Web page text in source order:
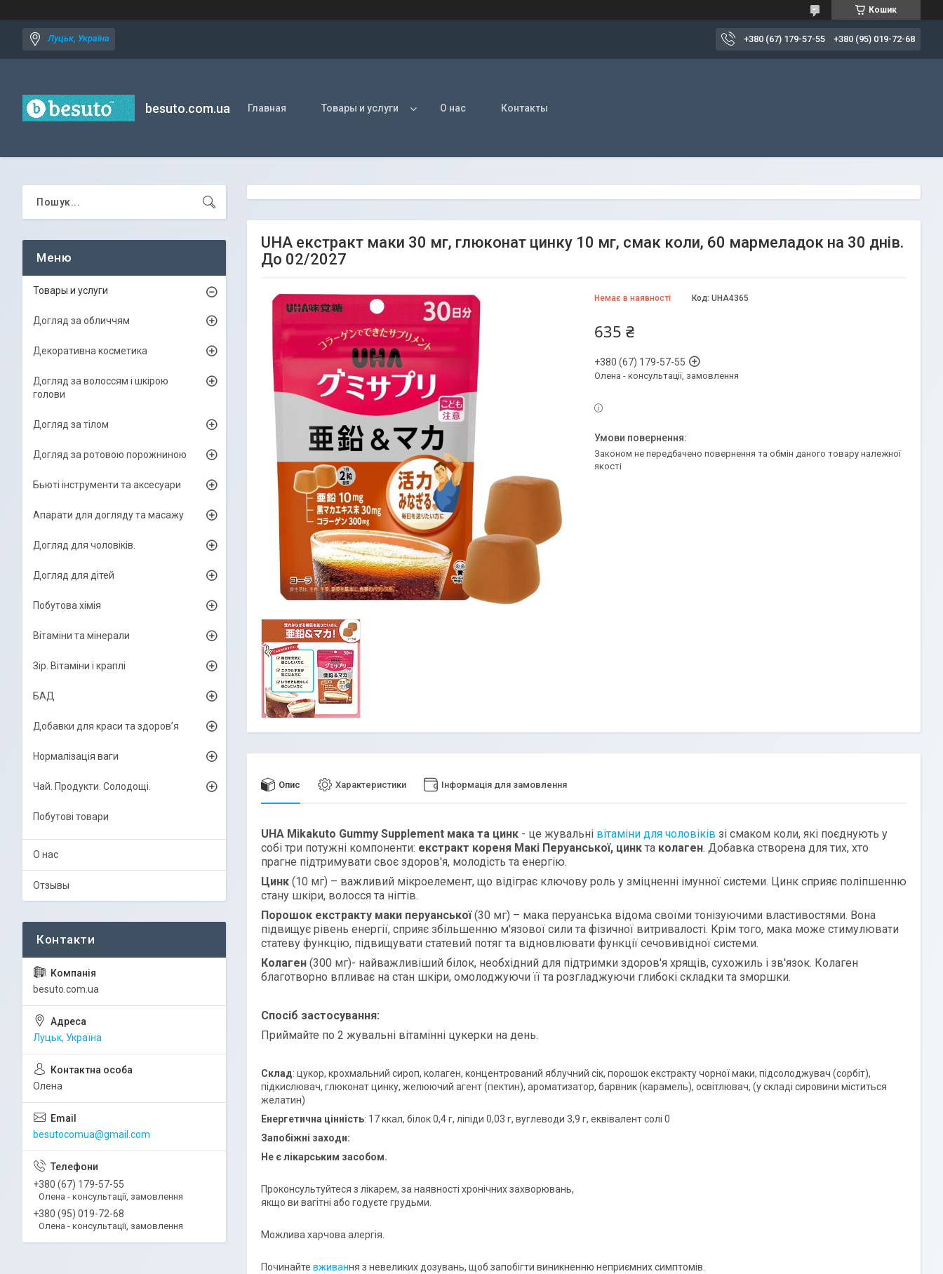
Кошик
Луцьк, Україна +380 (67) 179-57-55 +380 (95) 019-72-68
besuto.com.ua Главная Товары и услуги О нас Контакты
UHA екстракт маки 30 мг, глюконат цинку 10 мг, смак коли, 60 мармеладок на 30 днів.
До 02/2027
Немає в наявності Код: UHA4365
635 ₴
+380 (67) 179-57-55
Олена - консультації, замовлення
Законом не передбачено повернення та обмін даного товару належної
якості
Опис Характеристики Інформація для замовлення
UHA Mikakuto Gummy Supplement мака та цинк - це жувальні вітаміни для чоловіків зі смаком коли, які поєднують у
собі три потужні компоненти: екстракт кореня Макі Перуанської, цинк та колаген. Добавка створена для тих, хто
прагне підтримувати своє здоров'я, молодість та енергію.
Цинк (10 мг) – важливий мікроелемент, що відіграє ключову роль у зміцненні імунної системи. Цинк сприяє поліпшенню
стану шкіри, волосся та нігтів.
Порошок екстракту маки перуанської(30 мг) – мака перуанська відома своїми тонізуючими властивостями. Вона
підвищує рівень енергії, сприяє збільшенню м'язової сили та фізичної витривалості. Крім того, мака може стимулювати
статеву функцію, підвищувати статевий потяг та відновлювати функції сечовивідної системи.
Колаген (300 мг)- найважливіший білок, необхідний для підтримки здоров'я хрящів, сухожиль і зв'язок. Колаген
благотворно впливає на стан шкіри, омолоджуючи її та розгладжуючи глибокі складки та зморшки.
Спосіб застосування:
Приймайте по 2 жувальні вітамінні цукерки на день.
Склад: цукор, крохмальний сироп, колаген, концентрований яблучний сік, порошок екстракту чорної маки, підсолоджувач (сорбіт),
підкислювач, глюконат цинку, желюючий агент (пектин), ароматизатор, барвник (карамель), освітлювач, (у складі сировини міститься
желатин)
Енергетична цінність: 17 ккал, білок 0,4 г, ліпіди 0,03 г, вуглеводи 3,9 г, еквівалент солі 0
Запобіжні заходи:
Не є лікарським засобом.
Проконсультуйтеся з лікарем, за наявності хронічних захворювань,
якщо ви вагітні або годуєте грудьми.
Можлива харчова алергія.
Починайте вживання з невеликих дозувань, щоб запобігти виникненню неприємних симптомів.
Товары и услуги
Догляд за обличчям
Декоративна косметика
Догляд за волоссям і шкірою
голови
Догляд за тілом
Догляд за ротовою порожниною
Бьюті інструменти та аксесуари
Апарати для догляду та масажу
Догляд для чоловіків.
Догляд для дітей
Побутова хімія
Вітаміни та мінерали
Зір. Вітаміни і краплі
БАД
Добавки для краси та здоров’я
Нормалізація ваги
Чай. Продукти. Солодощі.
Побутові товари
О нас
Отзывы
besuto.com.ua
Луцьк, Україна
Олена
besutocomua@gmail.com
+380 (67) 179-57-55
Олена - консультації, замовлення
+380 (95) 019-72-68
Олена - консультації, замовлення